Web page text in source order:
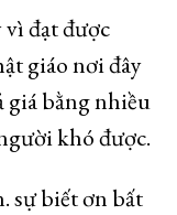
đạt được
giáo nơi đây
bằng nhiều
khó được.
sự biết ơn bất